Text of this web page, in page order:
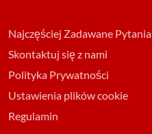
Najczęściej Zadawane Pytania
Skontaktuj się z nami
Polityka Prywatności
Ustawienia plików cookie
Regulamin